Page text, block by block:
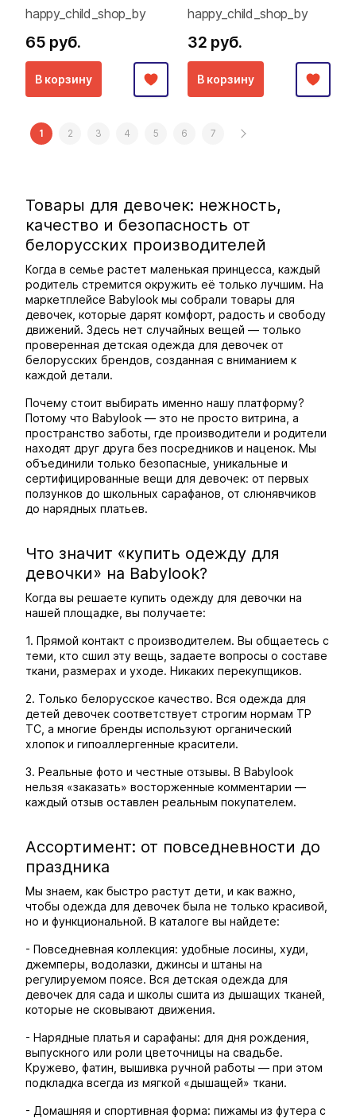
happy_child_shop_by
65 руб.
В корзину
happy_child_shop_by
32 руб.
В корзину
1 2 3 4 5 6 7
Товары для девочек: нежность,
качество и безопасность от
белорусских производителей
Когда в семье растет маленькая принцесса, каждый
родитель стремится окружить её только лучшим. На
маркетплейсе Babylook мы собрали товары для
девочек, которые дарят комфорт, радость и свободу
движений. Здесь нет случайных вещей — только
проверенная детская одежда для девочек от
белорусских брендов, созданная с вниманием к
каждой детали.
Почему стоит выбирать именно нашу платформу?
Потому что Babylook — это не просто витрина, а
пространство заботы, где производители и родители
находят друг друга без посредников и наценок. Мы
объединили только безопасные, уникальные и
сертифицированные вещи для девочек: от первых
ползунков до школьных сарафанов, от слюнявчиков
до нарядных платьев.
Что значит «купить одежду для
девочки» на Babylook?
Когда вы решаете купить одежду для девочки на
нашей площадке, вы получаете:
1. Прямой контакт с производителем. Вы общаетесь с
теми, кто сшил эту вещь, задаете вопросы о составе
ткани, размерах и уходе. Никаких перекупщиков.
2. Только белорусское качество. Вся одежда для
детей девочек соответствует строгим нормам ТР
ТС, а многие бренды используют органический
хлопок и гипоаллергенные красители.
3. Реальные фото и честные отзывы. В Babylook
нельзя «заказать» восторженные комментарии —
каждый отзыв оставлен реальным покупателем.
Ассортимент: от повседневности до
праздника
Мы знаем, как быстро растут дети, и как важно,
чтобы одежда для девочек была не только красивой,
но и функциональной. В каталоге вы найдете:
- Повседневная коллекция: удобные лосины, худи,
джемперы, водолазки, джинсы и штаны на
регулируемом поясе. Вся детская одежда для
девочек для сада и школы сшита из дышащих тканей,
которые не сковывают движения.
- Нарядные платья и сарафаны: для дня рождения,
выпускного или роли цветочницы на свадьбе.
Кружево, фатин, вышивка ручной работы — при этом
подкладка всегда из мягкой «дышащей» ткани.
- Домашняя и спортивная форма: пижамы из футера с